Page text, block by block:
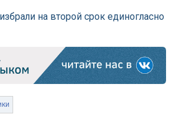
на второй срок единогласно